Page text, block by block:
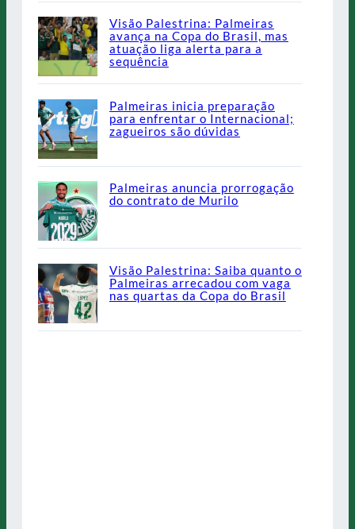
Visão Palestrina: Palmeiras
avança na Copa do Brasil, mas
atuação liga alerta para a
sequência
Palmeiras inicia preparação
para enfrentar o Internacional;
zagueiros são dúvidas
Palmeiras anuncia prorrogação
do contrato de Murilo
Visão Palestrina: Saiba quanto o
Palmeiras arrecadou com vaga
nas quartas da Copa do Brasil